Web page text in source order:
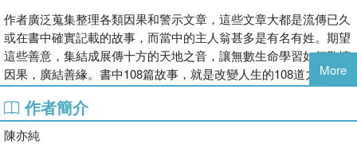
作者廣泛蒐集整理各類因果和警示文章，這些文章大都是流傳已久
或在書中確實記載的故事，而當中的主人翁甚多是有名有姓。期望
這些善意，集結成展傳十方的天地之音，讓無數生命學習如何敬慎
因果，廣結善緣。書中108篇故事，就是改變人生的108道力量！
More
作者簡介
陳亦純